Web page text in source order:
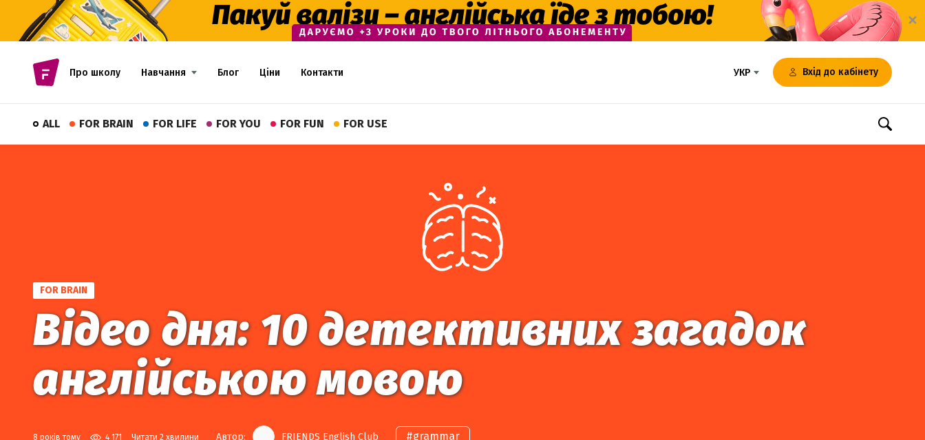
✕
Про школу Навчання Блог Ціни Контакти УКР Вхід до кабінету
ALL FOR BRAIN FOR LIFE FOR YOU FOR FUN FOR USE
FOR BRAIN
Відео дня: 10 детективних загадок
англійською мовою
8 років тому 4 171 Читати 2 хвилини Автор: FRIENDS English Club #grammar